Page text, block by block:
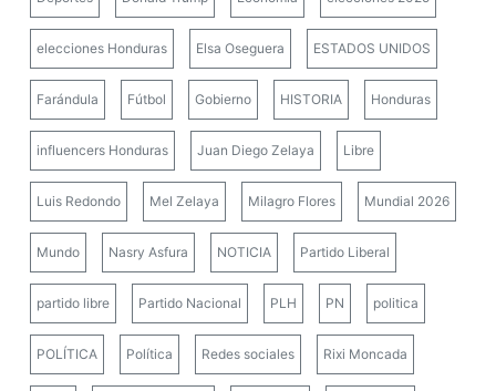
elecciones Honduras Elsa Oseguera ESTADOS UNIDOS
Farándula Fútbol Gobierno HISTORIA Honduras
influencers Honduras Juan Diego Zelaya Libre
Luis Redondo Mel Zelaya Milagro Flores Mundial 2026
Mundo Nasry Asfura NOTICIA Partido Liberal
partido libre Partido Nacional PLH PN politica
POLÍTICA Política Redes sociales Rixi Moncada